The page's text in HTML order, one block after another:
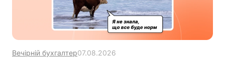
Вечірній бухгалтер07.08.2026